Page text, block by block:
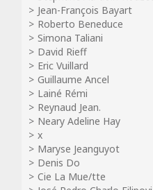
Jean-François Bayart
Roberto Beneduce
Simona Taliani
David Rieff
Eric Vuillard
Guillaume Ancel
Lainé Rémi
Reynaud Jean.
Neary Adeline Hay
x
Maryse Jeanguyot
Denis Do
Cie La Mue/tte